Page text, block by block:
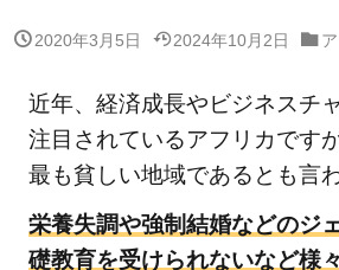
2020年3月5日 2024年10月2日
近年、経済成長やビジネスチ
注目されているアフリカです
最も貧しい地域であるとも言
栄養失調や強制結婚などのジ
礎教育を受けられないなど様